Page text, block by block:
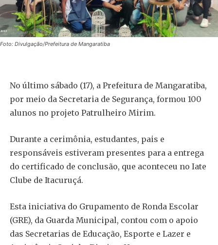
Foto: Divulgação/Prefeitura de Mangaratiba
No último sábado (17), a Prefeitura de Mangaratiba,
por meio da Secretaria de Segurança, formou 100
alunos no projeto Patrulheiro Mirim.
Durante a cerimônia, estudantes, pais e
responsáveis estiveram presentes para a entrega
do certificado de conclusão, que aconteceu no Iate
Clube de Itacuruçá.
Esta iniciativa do Grupamento de Ronda Escolar
(GRE), da Guarda Municipal, contou com o apoio
das Secretarias de Educação, Esporte e Lazer e